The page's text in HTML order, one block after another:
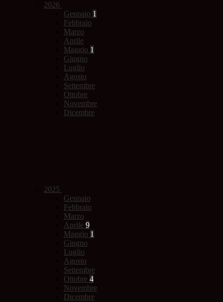
2026
Gennaio 1
Febbraio
Marzo
Aprile
Maggio 1
Giugno
Luglio
Agosto
Settembre
Ottobre
Novembre
Dicembre
2025
Gennaio
Febbraio
Marzo
Aprile 9
Maggio 1
Giugno
Luglio
Agosto
Settembre
Ottobre 4
Novembre
Dicembre